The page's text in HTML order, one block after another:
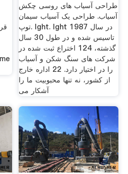
طراحی آسیاب های روسی چکش
آسیاب. طراحی یک آسیاب سیمان
توپ. lght. lght در سال 1987
تاسیس شده و در طول 30 سال
گذشته، 124 اختراع ثبت شده در
شركت های سنگ شكن و آسیاب
را در اختیار دارد. 22 اداره خارج
از کشور، نه تنها محبوبیت ما را
آشکار می